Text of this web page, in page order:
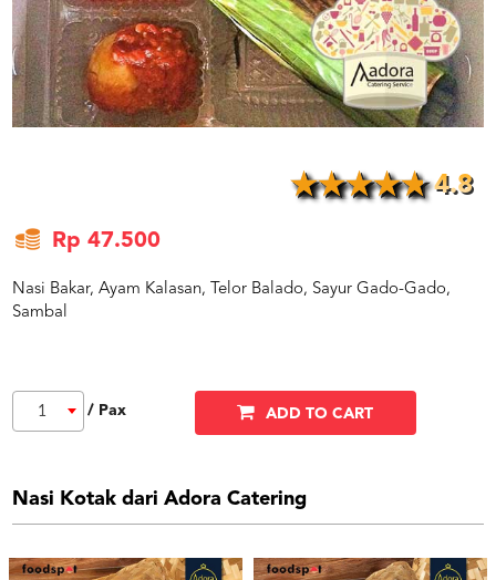
CALL
CENTER
021
5091
3494
4.8
Rp 47.500
Nasi Bakar, Ayam Kalasan, Telor Balado, Sayur Gado-Gado,
Sambal
1 / Pax ADD TO CART
Nasi Kotak dari Adora Catering